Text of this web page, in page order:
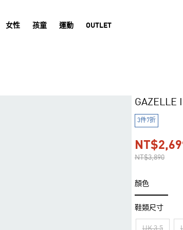
女性 孩童 運動 OUTLET
GAZELLE
3件7折
NT$3,890
顏色
鞋類尺寸
UK 3.5